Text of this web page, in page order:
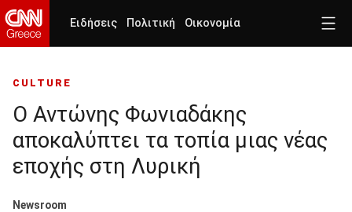
Ειδήσεις Πολιτική Οικονομία
CULTURE
Ο Αντώνης Φωνιαδάκης
αποκαλύπτει τα τοπία μιας νέας
εποχής στη Λυρική
Newsroom